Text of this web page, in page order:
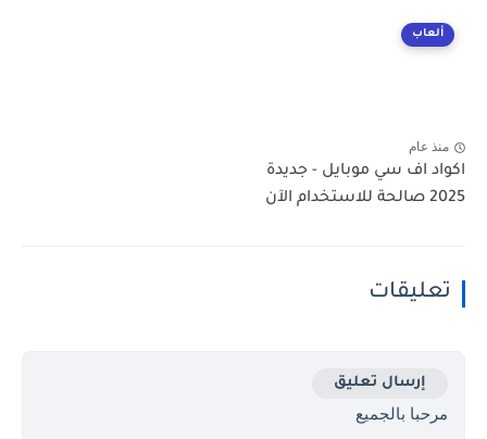
ألعاب
منذ عام
اكواد اف سي موبايل - جديدة
2025 صالحة للاستخدام الآن
تعليقات
إرسال تعليق
مرحبا بالجميع